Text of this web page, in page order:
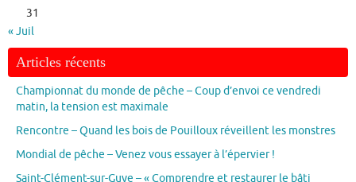
31
« Juil
Articles récents
Championnat du monde de pêche – Coup d’envoi ce vendredi
matin, la tension est maximale
Rencontre – Quand les bois de Pouilloux réveillent les monstres
Mondial de pêche – Venez vous essayer à l’épervier !
Saint-Clément-sur-Guye – « Comprendre et restaurer le bâti